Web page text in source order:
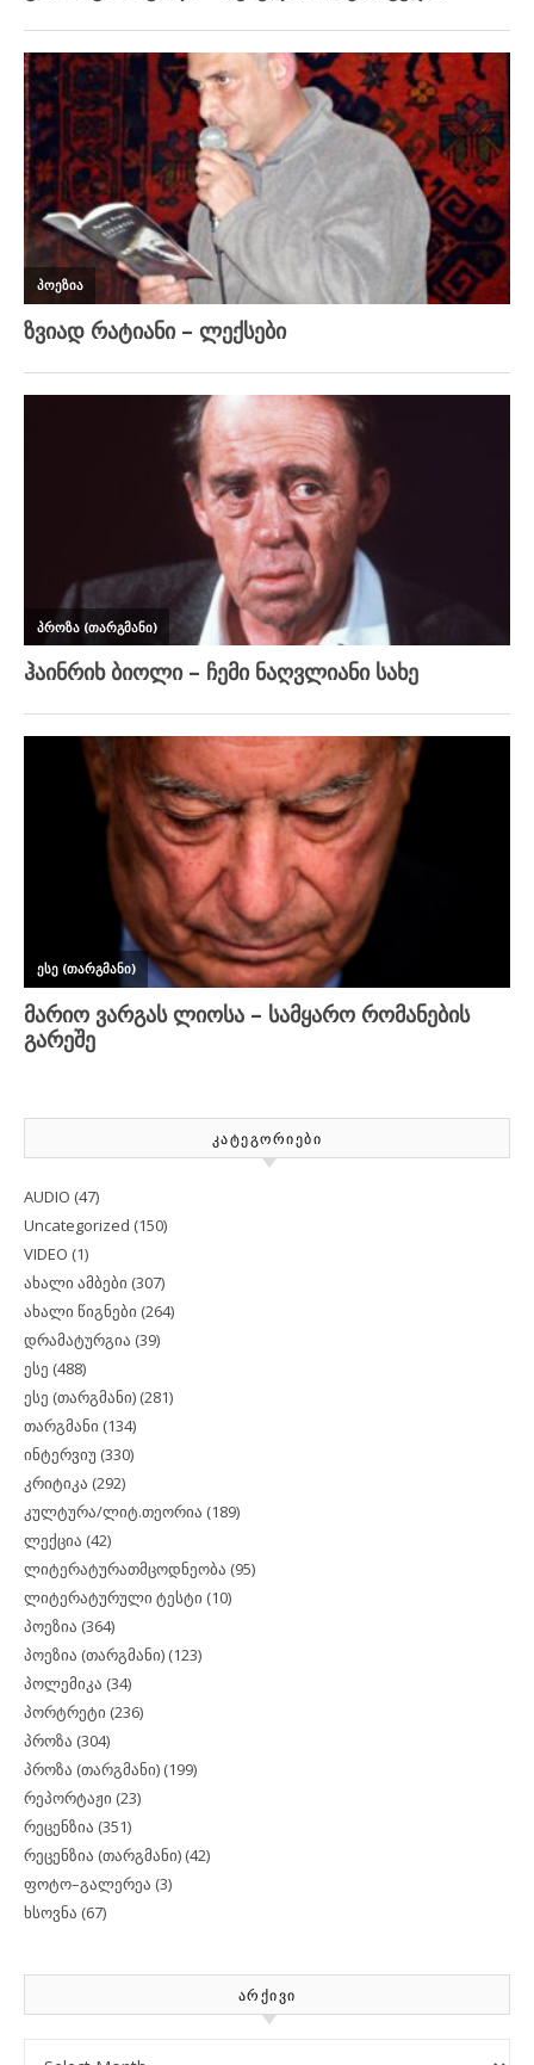
ᲙᲐᲢᲔᲒᲝᲠᲘᲔᲑᲘ
AUDIO (47)
Uncategorized (150)
VIDEO (1)
ახალი ამბები (307)
ახალი წიგნები (264)
დრამატურგია (39)
ესე (488)
ესე (თარგმანი) (281)
თარგმანი (134)
ინტერვიუ (330)
კრიტიკა (292)
კულტურა/ლიტ.თეორია (189)
ლექცია (42)
ლიტერატურათმცოდნეობა (95)
ლიტერატურული ტესტი (10)
პოეზია (364)
პოეზია (თარგმანი) (123)
პოლემიკა (34)
პორტრეტი (236)
პროზა (304)
პროზა (თარგმანი) (199)
რეპორტაჟი (23)
რეცენზია (351)
რეცენზია (თარგმანი) (42)
ფოტო–გალერეა (3)
ხსოვნა (67)
ᲐᲠᲥᲘᲕᲘ